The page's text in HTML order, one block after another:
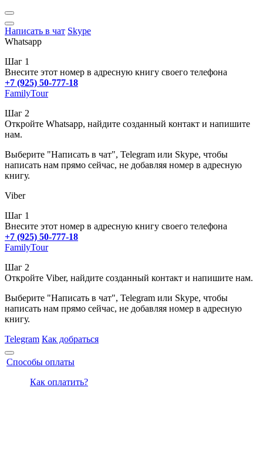
Написать в чат Skype
Whatsapp
Шаг 1
Внесите этот номер в адресную книгу своего телефона
+7 (925) 50-777-18
FamilyTour
Шаг 2
Откройте Whatsapp, найдите созданный контакт и напишите
нам.
Выберите "Написать в чат", Telegram или Skype, чтобы
написать нам прямо сейчас, не добавляя номер в адресную
книгу.
Viber
Шаг 1
Внесите этот номер в адресную книгу своего телефона
+7 (925) 50-777-18
FamilyTour
Шаг 2
Откройте Viber, найдите созданный контакт и напишите нам.
Выберите "Написать в чат", Telegram или Skype, чтобы
написать нам прямо сейчас, не добавляя номер в адресную
книгу.
Telegram Как добраться
Способы оплаты
Как оплатить?